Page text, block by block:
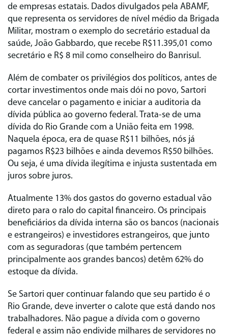
de empresas estatais. Dados divulgados pela ABAMF,
que representa os servidores de nível médio da Brigada
Militar, mostram o exemplo do secretário estadual da
saúde, João Gabbardo, que recebe R$11.395,01 como
secretário e R$ 8 mil como conselheiro do Banrisul.
Além de combater os privilégios dos políticos, antes de
cortar investimentos onde mais dói no povo, Sartori
deve cancelar o pagamento e iniciar a auditoria da
dívida pública ao governo federal. Trata-se de uma
dívida do Rio Grande com a União feita em 1998.
Naquela época, era de quase R$11 bilhões, nós já
pagamos R$23 bilhões e ainda devemos R$50 bilhões.
Ou seja, é uma dívida ilegítima e injusta sustentada em
juros sobre juros.
Atualmente 13% dos gastos do governo estadual vão
direto para o ralo do capital financeiro. Os principais
beneficiários da dívida interna são os bancos (nacionais
e estrangeiros) e investidores estrangeiros, que junto
com as seguradoras (que também pertencem
principalmente aos grandes bancos) detêm 62% do
estoque da dívida.
Se Sartori quer continuar falando que seu partido é o
Rio Grande, deve inverter o calote que está dando nos
trabalhadores. Não pague a dívida com o governo
federal e assim não endivide milhares de servidores no